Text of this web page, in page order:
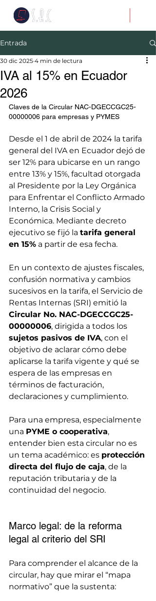
Entrada
IVA al 15% en Ecuador
2026
30 dic 2025 4 min de lectura
Claves de la Circular NAC-DGECCGC25-
00000006 para empresas y PYMES
Desde el 1 de abril de 2024 la tarifa
general del IVA en Ecuador dejó de
ser 12% para ubicarse en un rango
entre 13% y 15%, facultad otorgada
al Presidente por la Ley Orgánica
para Enfrentar el Conflicto Armado
Interno, la Crisis Social y
Económica. Mediante decreto
ejecutivo se fijó la tarifa general
en 15% a partir de esa fecha.
En un contexto de ajustes fiscales,
confusión normativa y cambios
sucesivos en la tarifa, el Servicio de
Rentas Internas (SRI) emitió la
Circular No. NAC-DGECCGC25-
00000006, dirigida a todos los
sujetos pasivos de IVA, con el
objetivo de aclarar cómo debe
aplicarse la tarifa vigente y qué se
espera de las empresas en
términos de facturación,
declaraciones y cumplimiento.
Para una empresa, especialmente
una PYME o cooperativa,
entender bien esta circular no es
un tema académico: es protección
directa del flujo de caja, de la
reputación tributaria y de la
continuidad del negocio.
Marco legal: de la reforma
legal al criterio del SRI
Para comprender el alcance de la
circular, hay que mirar el “mapa
normativo” que la sustenta: